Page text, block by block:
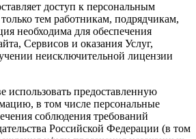
доступ к персональным
тем работникам, подрядчикам,
необходима для обеспечения
Сервисов и оказания Услуг,
неисключительной лицензии
использовать предоставленную
в том числе персональные
соблюдения требований
Российской Федерации (в том